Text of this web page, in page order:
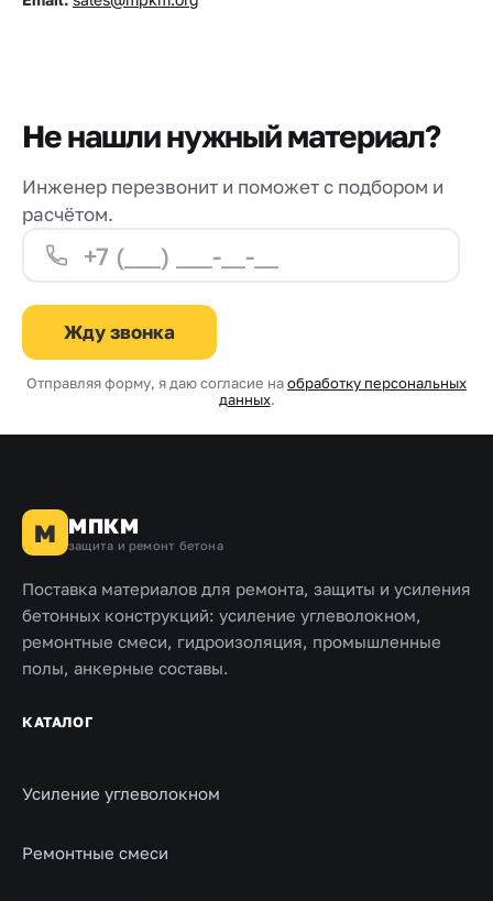
Не нашли нужный материал?
Инженер перезвонит и поможет с подбором и
расчётом.
Жду звонка
Отправляя форму, я даю согласие наобработку персональных
данных.
М МПКМ
защита и ремонт бетона
Поставка материалов для ремонта, защиты и усиления
бетонных конструкций: усиление углеволокном,
ремонтные смеси, гидроизоляция, промышленные
полы, анкерные составы.
КАТАЛОГ
Усиление углеволокном
Ремонтные смеси